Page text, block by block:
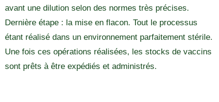
avant une dilution selon des normes très précises.
Dernière étape : la mise en flacon. Tout le processus
étant réalisé dans un environnement parfaitement stérile.
Une fois ces opérations réalisées, les stocks de vaccins
sont prêts à être expédiés et administrés.